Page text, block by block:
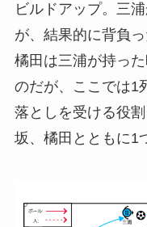
ビルドアップ。三
が、結果的に背負
橘田は三浦が持っ
のだが、ここでは1
落としを受ける役
坂、橘田とともに1